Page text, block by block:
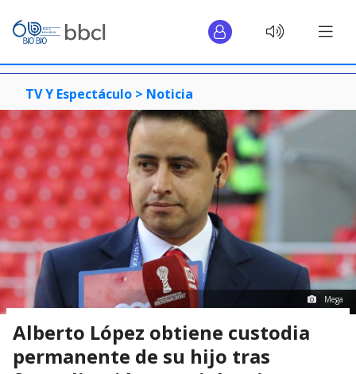
TV Y Espectáculo > Noticia
Mega
Alberto López obtiene custodia
permanente de su hijo tras